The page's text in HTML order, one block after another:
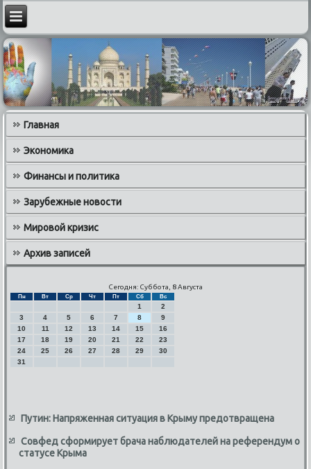
Главная
Экономика
Финансы и политика
Зарубежные новости
Мировой кризис
Архив записей
Сегодня: Суббота, 8 Августа
Пн Вт Ср Чт Пт Сб Вс
1
2
3
4 5 6 7 8
9
10
11 12 13 14 15
16
17
18 19 20 21 22
23
24
25 26 27 28 29
30
31
Путин: Напряженная ситуация в Крыму предотвращена
Совфед сформирует брача наблюдателей на референдум о
статусе Крыма